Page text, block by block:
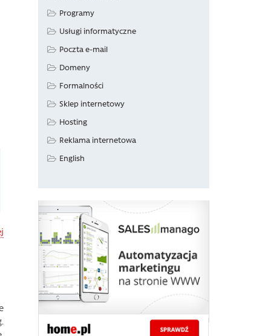
Programy
Usługi informatyczne
Poczta e-mail
Domeny
Formalności
Sklep internetowy
Hosting
Reklama internetowa
English